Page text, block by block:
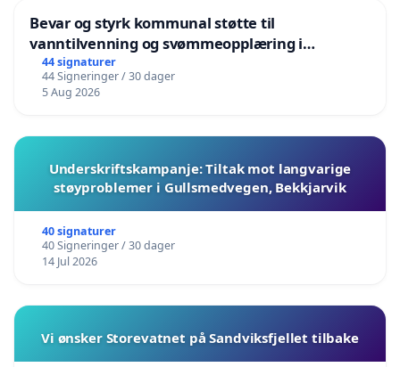
Bevar og styrk kommunal støtte til
vanntilvenning og svømmeopplæring i
barnehagene i Haugesund
44 signaturer
44 Signeringer / 30 dager
5 Aug 2026
Underskriftskampanje: Tiltak mot langvarige
støyproblemer i Gullsmedvegen, Bekkjarvik
40 signaturer
40 Signeringer / 30 dager
14 Jul 2026
Vi ønsker Storevatnet på Sandviksfjellet tilbake